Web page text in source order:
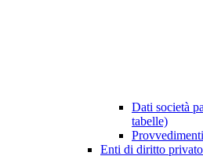
Dati società
tabelle)
Provvedimenti
Enti di diritto